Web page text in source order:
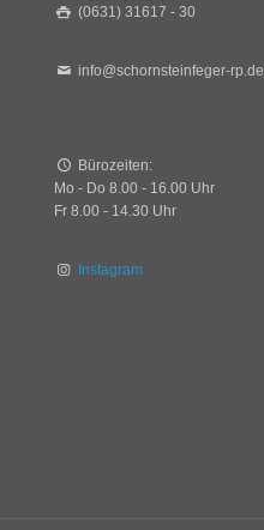
(0631) 31617 - 30
info@schornsteinfeger-rp.de
Bürozeiten:
Mo - Do 8.00 - 16.00 Uhr
Fr 8.00 - 14.30 Uhr
Instagram